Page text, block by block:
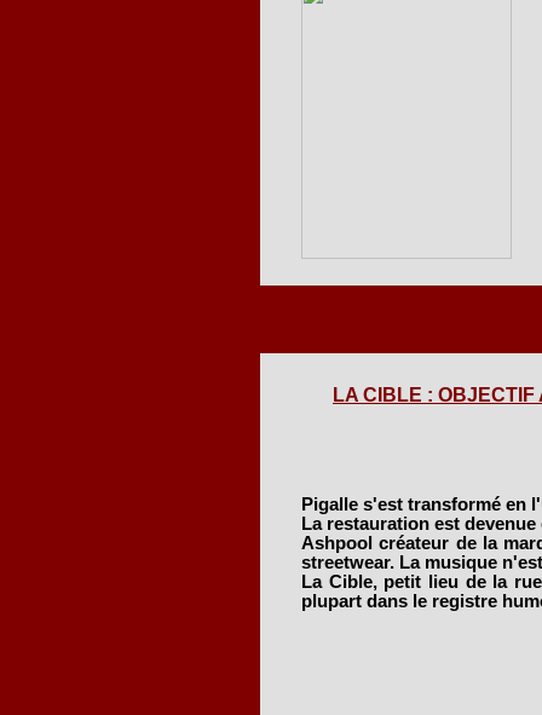
LA CIBLE :
Pigalle s'est transformé en
La restauration est
Ashpool créateur de la
streetwear. La musique
La Cible, petit lieu de la
plupart dans le registre